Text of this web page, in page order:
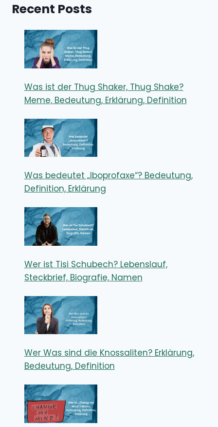
Recent Posts
Was ist der Thug Shaker, Thug Shake?
Meme, Bedeutung, Erklärung, Definition
Was bedeutet „Iboprofaxe“? Bedeutung,
Definition, Erklärung
Wer ist Tisi Schubech? Lebenslauf,
Steckbrief, Biografie, Namen
Wer Was sind die Knossaliten? Erklärung,
Bedeutung, Definition